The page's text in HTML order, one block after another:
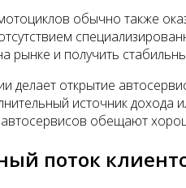
обычно также
рынке и получить
открытие
источник
обещают
поток